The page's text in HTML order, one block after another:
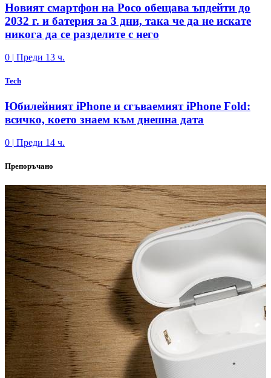
Новият смартфон на Poco обещава ъпдейти до
2032 г. и батерия за 3 дни, така че да не искате
никога да се разделите с него
0 | Преди 13 ч.
Tech
Юбилейният iPhone и сгъваемият iPhone Fold:
всичко, което знаем към днешна дата
0 | Преди 14 ч.
Препоръчано